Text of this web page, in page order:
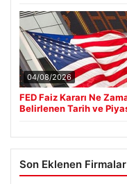
04/08/2026
FED Faiz Kararı Ne
Belirlenen Tarih ve
Son Eklenen Firmalar